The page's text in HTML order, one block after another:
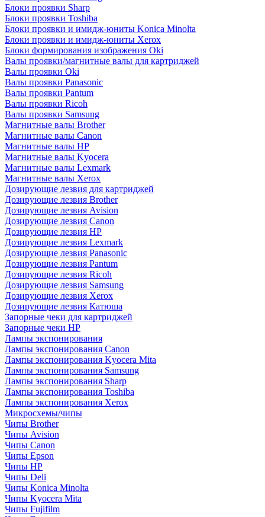
Блоки проявки Sharp
Блоки проявки Toshiba
Блоки проявки и имидж-юниты Konica Minolta
Блоки проявки и имидж-юниты Xerox
Блоки формирования изображения Oki
Валы проявки/магнитные валы для картриджей
Валы проявки Oki
Валы проявки Panasonic
Валы проявки Pantum
Валы проявки Ricoh
Валы проявки Samsung
Магнитные валы Brother
Магнитные валы Canon
Магнитные валы HP
Магнитные валы Kyocera
Магнитные валы Lexmark
Магнитные валы Xerox
Дозирующие лезвия для картриджей
Дозирующие лезвия Brother
Дозирующие лезвия Avision
Дозирующие лезвия Canon
Дозирующие лезвия HP
Дозирующие лезвия Lexmark
Дозирующие лезвия Panasonic
Дозирующие лезвия Pantum
Дозирующие лезвия Ricoh
Дозирующие лезвия Samsung
Дозирующие лезвия Xerox
Дозирующие лезвия Катюша
Запорные чеки для картриджей
Запорные чеки HP
Лампы экспонирования
Лампы экспонирования Canon
Лампы экспонирования Kyocera Mita
Лампы экспонирования Samsung
Лампы экспонирования Sharp
Лампы экспонирования Toshiba
Лампы экспонирования Xerox
Микросхемы/чипы
Чипы Brother
Чипы Avision
Чипы Canon
Чипы Epson
Чипы HP
Чипы Deli
Чипы Konica Minolta
Чипы Kyocera Mita
Чипы Fujifilm